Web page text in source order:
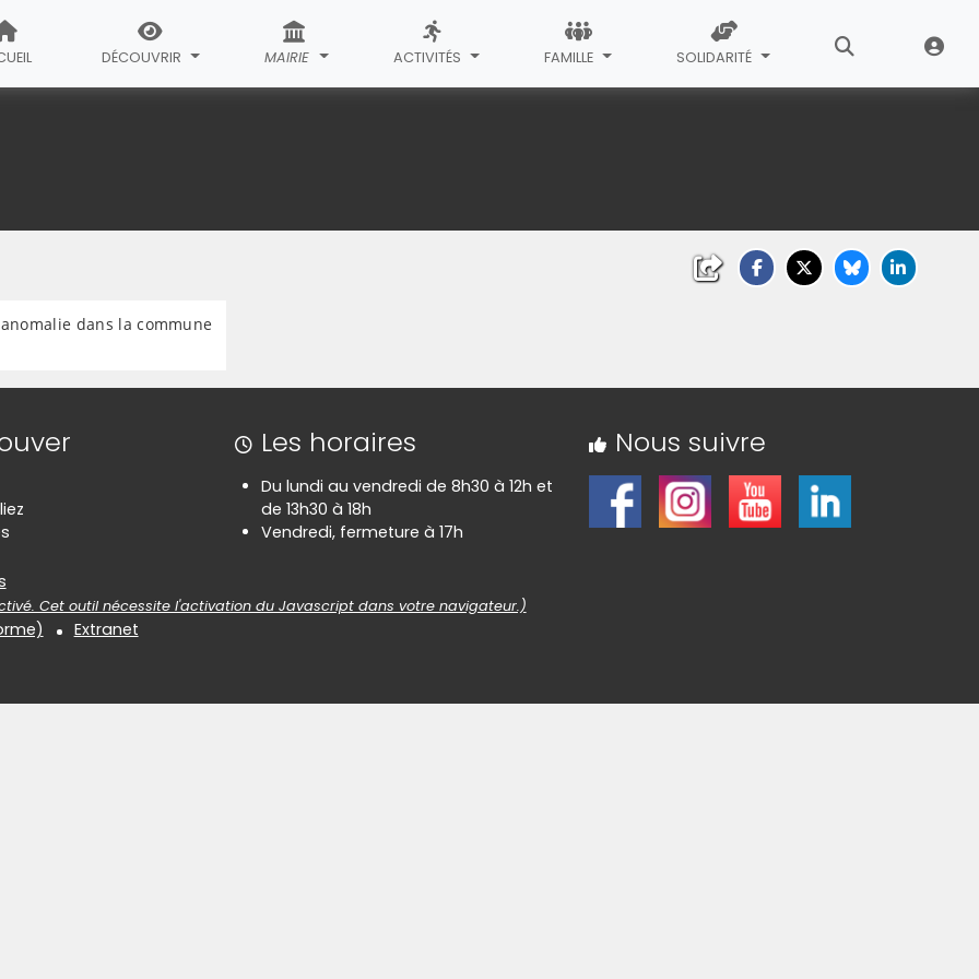
DÉCOUVRIR MAIRIE ACTIVITÉS FAMILLE SOLIDARITÉ
dans la commune
Les horaires
Du lundi au vendredi de 8h30 à 12h et
de 13h30 à 18h
Vendredi, fermeture à 17h
Nous suivre
Cet outil nécessite l'activation du Javascript dans votre navigateur.)
Extranet